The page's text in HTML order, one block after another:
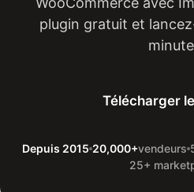
plugin gratuit et
Télécharger
Depuis 2015 20,000+vendeurs
25+